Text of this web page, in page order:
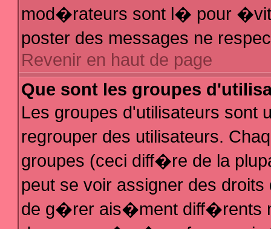
mod�rateurs sont l� pour
poster des messages ne
Revenir en haut de page
Que sont les groupes
Les groupes d'utilisateurs sont
regrouper des utilisateurs.
groupes (ceci diff�re de la
peut se voir assigner des
de g�rer ais�ment diff�rents